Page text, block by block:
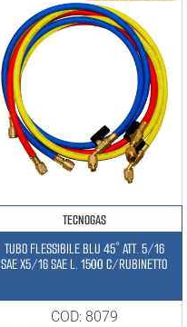
TECNOGAS
TUBO FLESSIBILE BLU 45° ATT. 5/16
SAE X5/16 SAE L. 1500 C/RUBINETTO
COD: 8079